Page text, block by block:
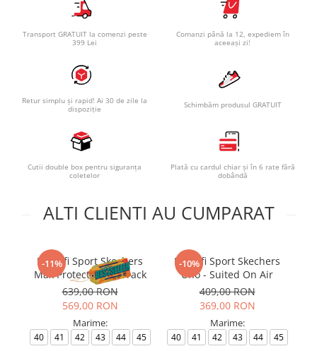
Transport GRATUIT la comenzi peste
399 Lei
Comanzi până la 12, expediem în
aceeași zi!
Retur simplu și rapid! Ai 30 de zile la
dispoziție
Schimbăm produsul GRATUIT
Cutii double box pentru siguranța
coletelor
Plată cu cardul chiar și în 6 rate fără
dobândă
ALTI CLIENTI AU CUMPARAT
-11%
Pantofi Sport Skechers
Max Protect - Fast Track
639,00 RON
569,00 RON
Marime:
40 41 42 43 44 45
-10%
Pantofi Sport Skechers
Uno - Suited On Air
409,00 RON
369,00 RON
Marime:
40 41 42 43 44 45